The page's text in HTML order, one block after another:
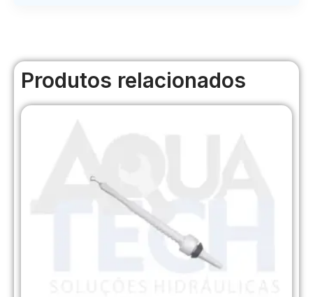
Produtos relacionados